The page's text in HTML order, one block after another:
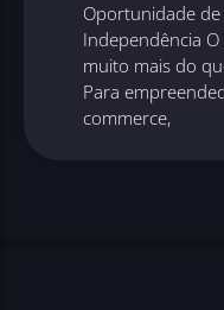
Oportunidade
Independência
muito mais do
Para
commerce,